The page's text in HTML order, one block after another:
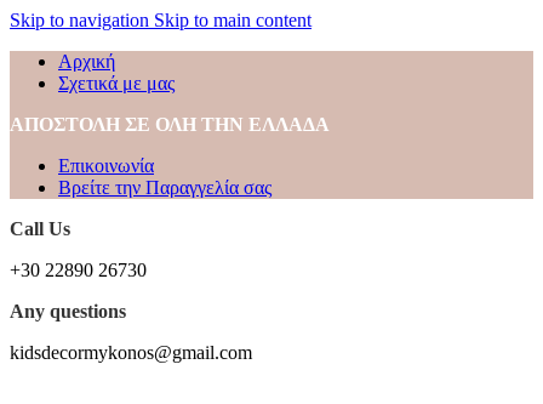
Skip to navigation Skip to main content
Αρχική
Σχετικά με μας
ΑΠΟΣΤΟΛΗ ΣΕ ΟΛΗ ΤΗΝ ΕΛΛΑΔΑ
Επικοινωνία
Βρείτε την Παραγγελία σας
Call Us
+30 22890 26730
Any questions
kidsdecormykonos@gmail.com